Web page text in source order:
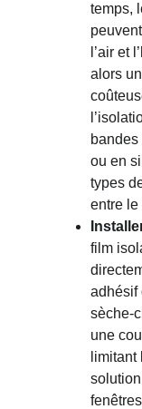
temps,
l’air et
alors
ou en
types
entre le
film
adhésif
sèche-
une